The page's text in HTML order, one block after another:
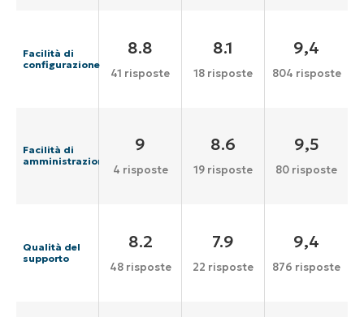
Facilità di
configurazione
8.8
41 risposte
8.1
18 risposte
9,4
804 risposte
Facilità di
amministrazione
9
4 risposte
8.6
19 risposte
9,5
80 risposte
Qualità del
supporto
8.2
48 risposte
7.9
22 risposte
9,4
876 risposte